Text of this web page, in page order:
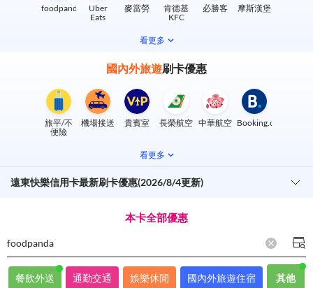
foodpanda
Uber
Eats
麥當勞
肯德基
KFC
必勝客 摩斯漢堡
看更多
國內外旅遊刷卡優惠
旅平/不
便險
機場接送 貴賓室 長榮航空 中華航空 Booking.com
看更多
遠東快樂信用卡最新刷卡優惠(2026/8/4更新)
本卡全部優惠
foodpanda
餐飲外送 通勤交通 娛樂休閒 國內外旅遊住宿 其他